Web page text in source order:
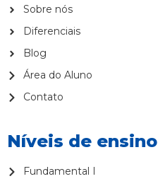
Sobre nós
Diferenciais
Blog
Área do Aluno
Contato
Níveis de ensino
Fundamental I